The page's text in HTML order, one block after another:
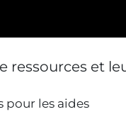
ressources et
pour les aides